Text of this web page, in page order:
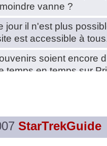
vanne ?
jour il n'est plus
est accessible à
soient encore
temps en temps sur
marché. JE vous
StarTrekGuide